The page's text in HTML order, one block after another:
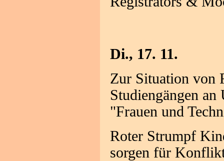
Di., 17. 11.
Zur Situation von
Studiengängen
"Frauen und
Roter Strumpf
sorgen für